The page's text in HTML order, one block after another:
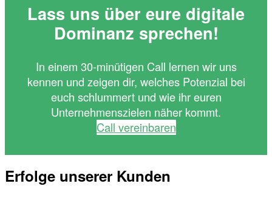
Lass uns über eure digitale
Dominanz sprechen!
In einem 30-minütigen Call lernen wir uns
kennen und zeigen dir, welches Potenzial bei
euch schlummert und wie ihr euren
Unternehmenszielen näher kommt.
Call vereinbaren
Erfolge unserer Kunden